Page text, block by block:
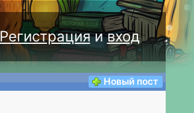
Регистрацияивход
Новый пост